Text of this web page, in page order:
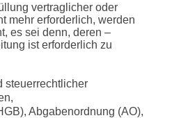
vertraglicher oder
mehr erforderlich, werden
es sei denn, deren –
ist erforderlich zu
steuerrechtlicher
Abgabenordnung (AO),